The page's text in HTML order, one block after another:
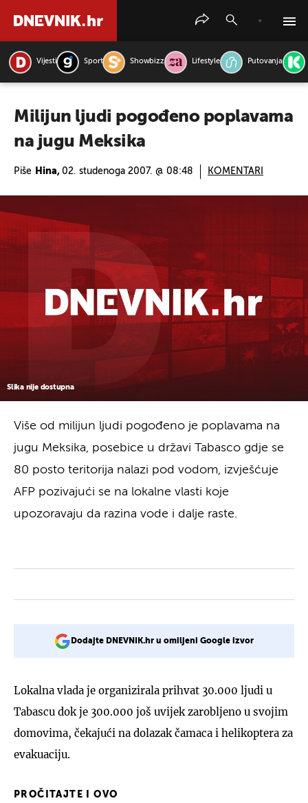
Vijesti Sport Showbizz Lifestyle Putovanja
Milijun ljudi pogođeno poplavama
na jugu Meksika
Piše Hina, 02. studenoga 2007. @ 08:48 KOMENTARI
Slika nije dostupna
Više od milijun ljudi pogođeno je poplavama na
jugu Meksika, posebice u državi Tabasco gdje se
80 posto teritorija nalazi pod vodom, izvješćuje
AFP pozivajući se na lokalne vlasti koje
upozoravaju da razina vode i dalje raste.
Dodajte DNEVNIK.hr u omiljeni Google izvor
Lokalna vlada je organizirala prihvat 30.000 ljudi u
Tabascu dok je 300.000 još uvijek zarobljeno u svojim
domovima, čekajući na dolazak čamaca i helikoptera za
evakuaciju.
PROČITAJTE I OVO
PRETRAŽITE VIJESTI